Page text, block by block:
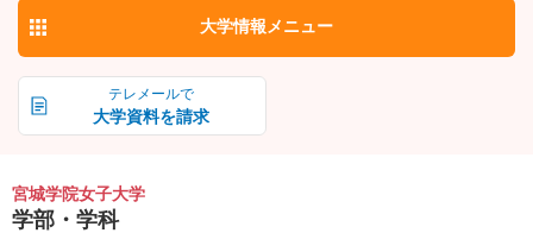
テレメールで
大学資料を請求
大学情報 メニュー
宮城学院女子大学
学部・学科